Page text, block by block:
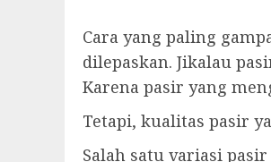
Cara yang paling
dilepaskan. Jikalau
Karena pasir yang
Tetapi, kualitas pasir
Salah satu variasi